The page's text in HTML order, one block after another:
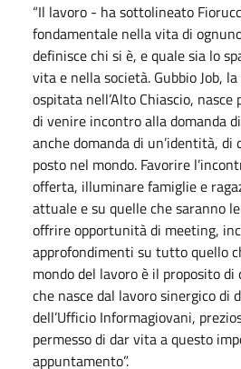
“Il lavoro - ha sottolineato
fondamentale nella vita di
definisce chi si è, e quale sia lo
vita e nella società. Gubbio Job,
ospitata nell’Alto Chiascio,
di venire incontro alla domanda
anche domanda di un’identità, di
posto nel mondo. Favorire
offerta, illuminare famiglie e
attuale e su quelle che saranno
offrire opportunità di meeting,
approfondimenti su tutto quello
mondo del lavoro è il proposito
che nasce dal lavoro sinergico di
dell’Ufficio Informagiovani,
permesso di dar vita a questo
appuntamento”.